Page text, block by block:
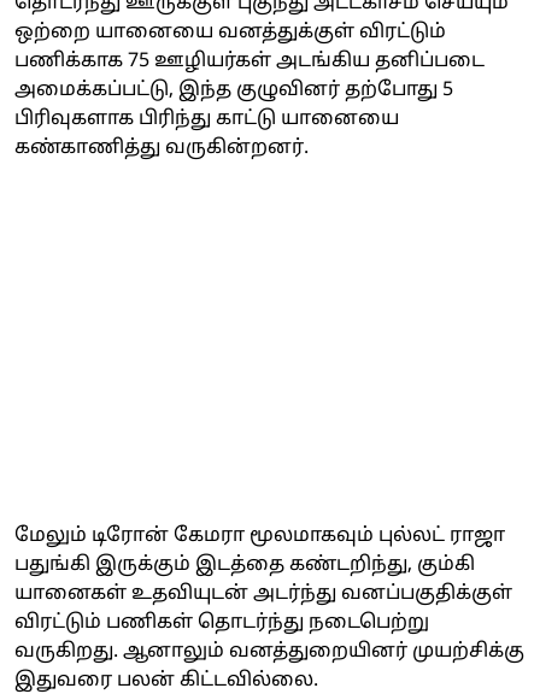
ஒற்றை யானையை வனத்துக்குள் விரட்டும்
பணிக்காக 75 ஊழியர்கள் அடங்கிய தனிப்படை
அமைக்கப்பட்டு, இந்த குழுவினர் தற்போது 5
பிரிவுகளாக பிரிந்து காட்டு யானையை
கண்காணித்து வருகின்றனர்.
மேலும் டிரோன் கேமரா மூலமாகவும் புல்லட் ராஜா
பதுங்கி இருக்கும் இடத்தை கண்டறிந்து, கும்கி
யானைகள் உதவியுடன் அடர்ந்து வனப்பகுதிக்குள்
விரட்டும் பணிகள் தொடர்ந்து நடைபெற்று
வருகிறது. ஆனாலும் வனத்துறையினர் முயற்சிக்கு
இதுவரை பலன் கிட்டவில்லை.